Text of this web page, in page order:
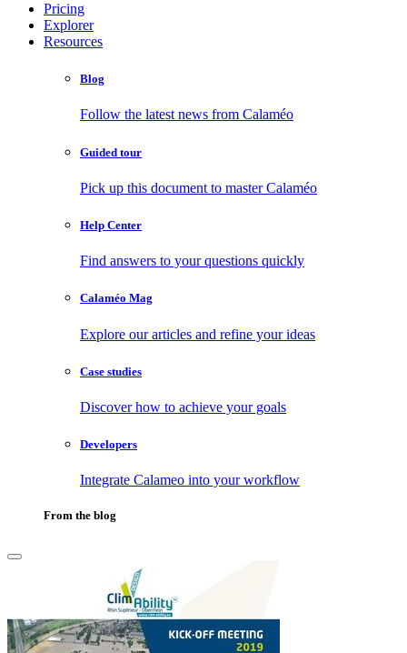
Pricing
Explorer
Resources
Blog
Follow the latest news from Calaméo
Guided tour
Pick up this document to master Calaméo
Help Center
Find answers to your questions quickly
Calaméo Mag
Explore our articles and refine your ideas
Case studies
Discover how to achieve your goals
Developers
Integrate Calameo into your workflow
From the blog